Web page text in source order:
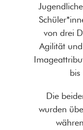
von drei
Agilität
Die
wurden